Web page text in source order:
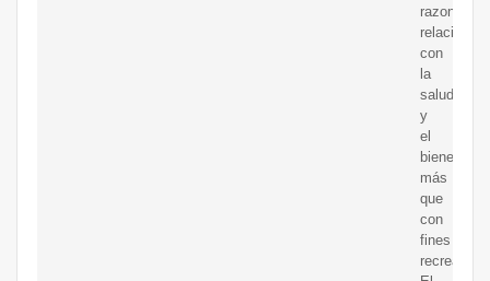
razones
con
la
salud
y
el
bienestar,
más
que
con
fines